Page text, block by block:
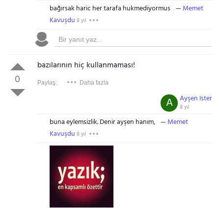
bağırsak haric her tarafa hukmediyormus
Memet
Kavuşdu 8 yıl
0
bazılarının hiç kullanmaması!
Paylaş: Daha fazla
Ayşen Ister
8 yıl
A
buna eylemsizlik. Denir ayşen hanım,
Memet
Kavuşdu 8 yıl